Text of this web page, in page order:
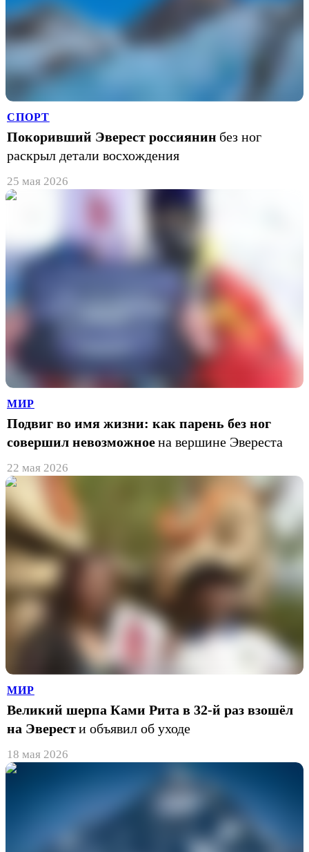
СПОРТ
Покоривший Эверест россиянин без ног
раскрыл детали восхождения
25 мая 2026
МИР
Подвиг во имя жизни: как парень без ног
совершил невозможноена вершине Эвереста
22 мая 2026
МИР
Великий шерпа Ками Рита в 32-й раз взошёл
на Эверести объявил об уходе
18 мая 2026